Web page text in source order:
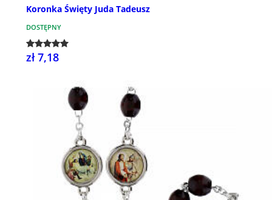
Koronka Święty Juda Tadeusz
DOSTĘPNY
zł 7,18